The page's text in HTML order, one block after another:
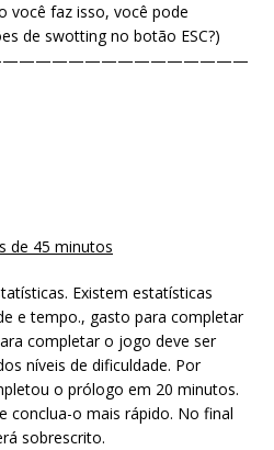
você faz isso, você pode
de swotting no botão ESC?)
de 45 minutos
Existem estatísticas
e tempo., gasto para completar
completar o jogo deve ser
níveis de dificuldade. Por
o prólogo em 20 minutos.
conclua-o mais rápido. No final
sobrescrito.